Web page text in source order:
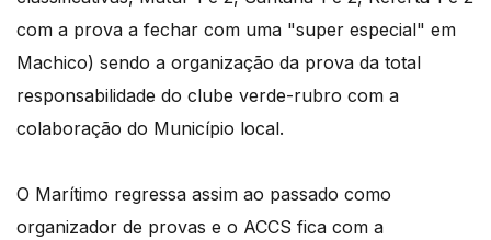
com a prova a fechar com uma "super especial" em
Machico) sendo a organização da prova da total
responsabilidade do clube verde-rubro com a
colaboração do Município local.
O Marítimo regressa assim ao passado como
organizador de provas e o ACCS fica com a